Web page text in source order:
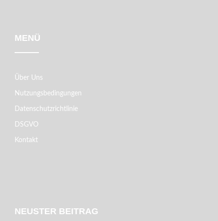
MENÜ
Über Uns
Nutzungsbedingungen
Datenschutzrichtlinie
DSGVO
Kontakt
NEUSTER BEITRAG